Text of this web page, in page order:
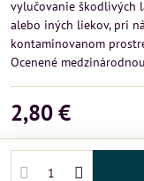
vylučovanie škodlivých
alebo iných liekov, pri
kontaminovanom
Ocenené
2,80 €